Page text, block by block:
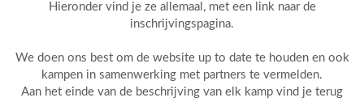
Hieronder vind je ze allemaal, met een link naar de
inschrijvingspagina.
We doen ons best om de website up to date te houden en ook
kampen in samenwerking met partners te vermelden.
Aan het einde van de beschrijving van elk kamp vind je terug